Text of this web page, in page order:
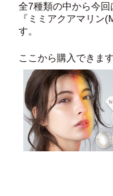
全7種類の中から今
『ミミアクアマリン
す。
ここから購入できま